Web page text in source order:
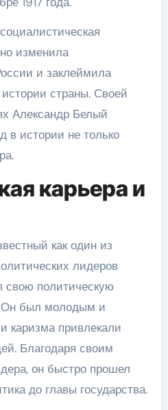
изменила
и заклеймила
страны. Своей
Александр Белый
в истории не только
карьера и
как один из
лидеров
свою политическую
Он был молодым и
каризма привлекали
Благодаря своим
он быстро прошел
до главы государства.